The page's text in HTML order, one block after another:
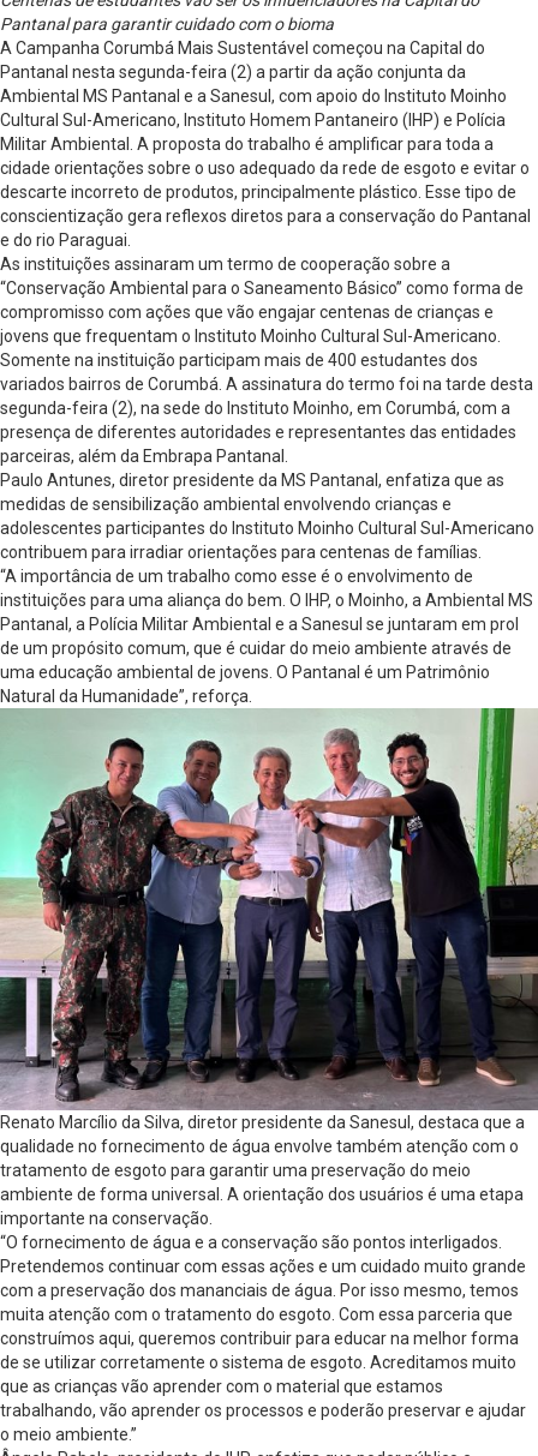
Pantanal para garantir cuidado com o bioma
A Campanha Corumbá Mais Sustentável começou na Capital do
Pantanal nesta segunda-feira (2) a partir da ação conjunta da
Ambiental MS Pantanal e a Sanesul, com apoio do Instituto Moinho
Cultural Sul-Americano, Instituto Homem Pantaneiro (IHP) e Polícia
Militar Ambiental. A proposta do trabalho é amplificar para toda a
cidade orientações sobre o uso adequado da rede de esgoto e evitar o
descarte incorreto de produtos, principalmente plástico. Esse tipo de
conscientização gera reflexos diretos para a conservação do Pantanal
e do rio Paraguai.
As instituições assinaram um termo de cooperação sobre a
“Conservação Ambiental para o Saneamento Básico” como forma de
compromisso com ações que vão engajar centenas de crianças e
jovens que frequentam o Instituto Moinho Cultural Sul-Americano.
Somente na instituição participam mais de 400 estudantes dos
variados bairros de Corumbá. A assinatura do termo foi na tarde desta
segunda-feira (2), na sede do Instituto Moinho, em Corumbá, com a
presença de diferentes autoridades e representantes das entidades
parceiras, além da Embrapa Pantanal.
Paulo Antunes, diretor presidente da MS Pantanal, enfatiza que as
medidas de sensibilização ambiental envolvendo crianças e
adolescentes participantes do Instituto Moinho Cultural Sul-Americano
contribuem para irradiar orientações para centenas de famílias.
“A importância de um trabalho como esse é o envolvimento de
instituições para uma aliança do bem. O IHP, o Moinho, a Ambiental MS
Pantanal, a Polícia Militar Ambiental e a Sanesul se juntaram em prol
de um propósito comum, que é cuidar do meio ambiente através de
uma educação ambiental de jovens. O Pantanal é um Patrimônio
Natural da Humanidade”, reforça.
Renato Marcílio da Silva, diretor presidente da Sanesul, destaca que a
qualidade no fornecimento de água envolve também atenção com o
tratamento de esgoto para garantir uma preservação do meio
ambiente de forma universal. A orientação dos usuários é uma etapa
importante na conservação.
“O fornecimento de água e a conservação são pontos interligados.
Pretendemos continuar com essas ações e um cuidado muito grande
com a preservação dos mananciais de água. Por isso mesmo, temos
muita atenção com o tratamento do esgoto. Com essa parceria que
construímos aqui, queremos contribuir para educar na melhor forma
de se utilizar corretamente o sistema de esgoto. Acreditamos muito
que as crianças vão aprender com o material que estamos
trabalhando, vão aprender os processos e poderão preservar e ajudar
o meio ambiente.”